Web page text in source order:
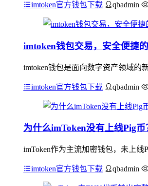
imtoken官方钱包下载 qbadmin
imtoken钱包交易，安全便捷
imtoken钱包是面向数字资产领域的
imtoken官方钱包下载 qbadmin
为什么imToken没有上线Pig
imToken作为主流加密钱包，未上
imtoken官方钱包下载 qbadmin